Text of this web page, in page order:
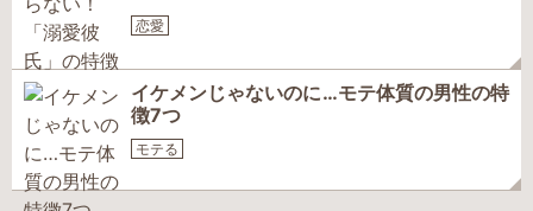
恋愛
イケメンじゃないのに…モテ体質の男性の特
徴7つ
モテる